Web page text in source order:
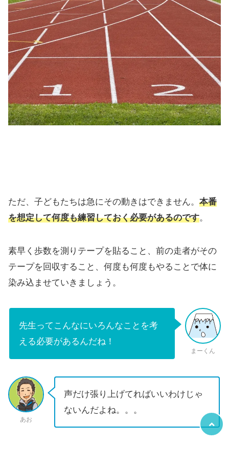
ただ、子どもたちは急にその動きはできません。 本番
を想定して何度も練習しておく必要があるのです。
素早く歩数を測りテープを貼ること、前の走者がその
テープを回収すること、何度も何度もやることで体に
染み込ませていきましょう。
先生ってこんなにいろんなことを考
える必要があるんだね！
まーくん
あお
声だけ張り上げてればいいわけじゃ
ないんだよね。。。